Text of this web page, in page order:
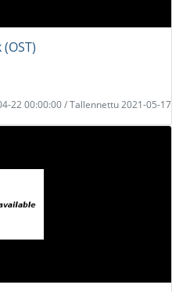
22 00:00:00 / Tallennettu 2021-05-17